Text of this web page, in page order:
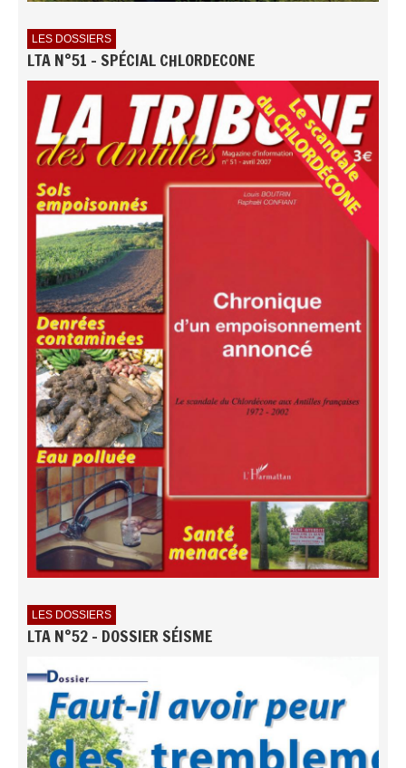
LES DOSSIERS
LTA N°51 - SPÉCIAL CHLORDECONE
LES DOSSIERS
LTA N°52 - DOSSIER SÉISME